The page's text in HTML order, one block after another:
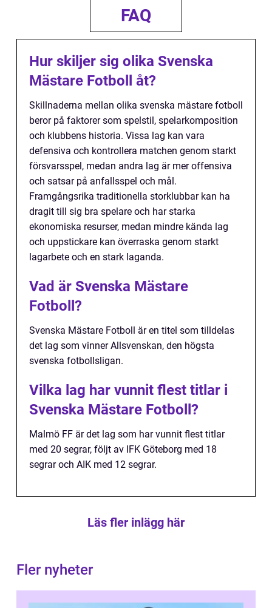
FAQ
Hur skiljer sig olika Svenska
Mästare Fotboll åt?
Skillnaderna mellan olika svenska mästare fotboll
beror på faktorer som spelstil, spelarkomposition
och klubbens historia. Vissa lag kan vara
defensiva och kontrollera matchen genom starkt
försvarsspel, medan andra lag är mer offensiva
och satsar på anfallsspel och mål.
Framgångsrika traditionella storklubbar kan ha
dragit till sig bra spelare och har starka
ekonomiska resurser, medan mindre kända lag
och uppstickare kan överraska genom starkt
lagarbete och en stark laganda.
Vad är Svenska Mästare
Fotboll?
Svenska Mästare Fotboll är en titel som tilldelas
det lag som vinner Allsvenskan, den högsta
svenska fotbollsligan.
Vilka lag har vunnit flest titlar i
Svenska Mästare Fotboll?
Malmö FF är det lag som har vunnit flest titlar
med 20 segrar, följt av IFK Göteborg med 18
segrar och AIK med 12 segrar.
Läs fler inlägg här
Fler nyheter